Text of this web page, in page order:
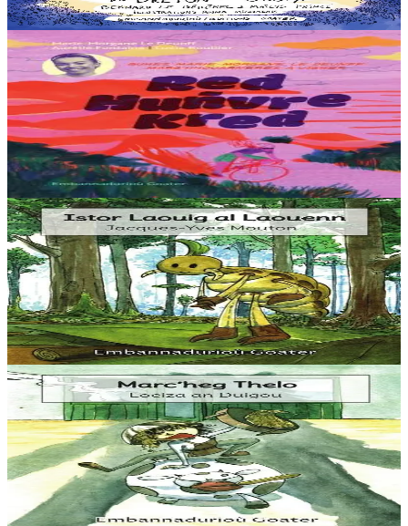
En stock20,00 €
10 ans et plus
Goater
Red, huñvre, Kred !
Comment vivent les sportives professionnelles ? A travers l’exemple
de Marie-Morgane Le Deunff, championne cycliste et sportive
accomplie, le jeune lecteur...
En stock12,00 €
3 ans et plus
Goater
Istor Laouig al Laouenn
Une histoire de poux, d’ermite, et de shampoing anti-poux.
Beaucoup d’humour et de clin d’œil dans cette histoire ! Une
histoire facile à lire pour les jeunes...
En stock5,60 €
3 ans et plus
Goater
Marc'heg Thelo
Thelo est un jeune maître crêpier qui nourrit tous les habitants de
Villegourmande. Bubu la vache lui fournit les œufs, et Yaya la poule
lui donne son lait....